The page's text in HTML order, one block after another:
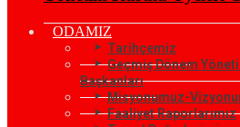
ODAMIZ
Tarihçemiz
Geçmiş Dönem
Başkanları
Misyonumuz-
Faaliyet Raporlarımız